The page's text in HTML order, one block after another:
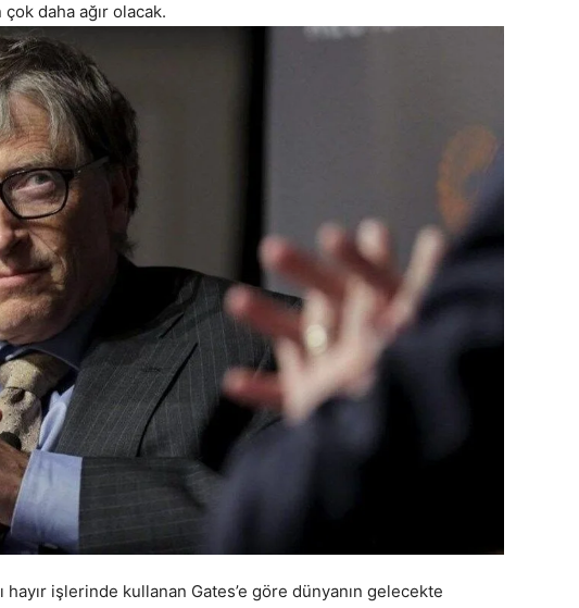
daha ağır olacak.
hayır işlerinde kullanan Gates’e göre dünyanın gelecekte